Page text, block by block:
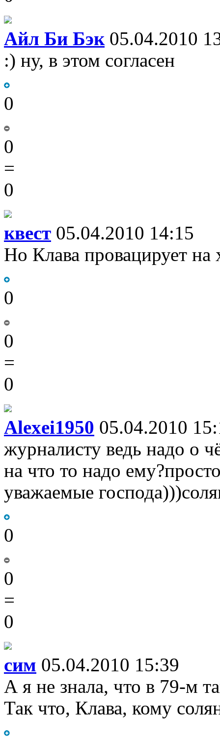
Айл Би Бэк05.04.2010
:) ну, в этом согласен
0
0
=
0
квест 05.04.2010 14:15
Но Клава провацирует на
0
0
=
0
Alexei1950 05.04.2010
журналисту ведь надо о
на что то надо
уважаемые
0
0
=
0
сим 05.04.2010 15:39
А я не знала, что в 79-м
Так что, Клава, кому